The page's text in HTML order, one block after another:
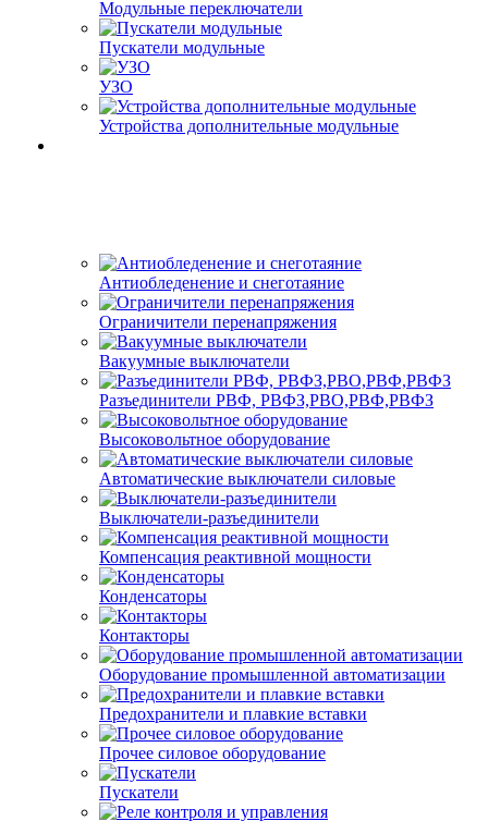
Модульные переключатели
Пускатели модульные
УЗО
Устройства дополнительные модульные
Антиобледенение и снеготаяние
Ограничители перенапряжения
Вакуумные выключатели
Разъединители РВФ, РВФЗ,РВО,РВФ,РВФЗ
Высоковольтное оборудование
Автоматические выключатели cиловые
Выключатели-разъединители
Компенсация реактивной мощности
Конденсаторы
Контакторы
Оборудование промышленной автоматизации
Предохранители и плавкие вставки
Прочее силовое оборудование
Пускатели